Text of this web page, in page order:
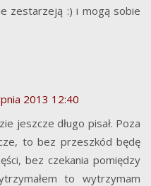
zestarzeją :) i mogą sobie
2013 12:40
jeszcze długo pisał. Poza
to bez przeszkód będę
bez czekania pomiędzy
to wytrzymam